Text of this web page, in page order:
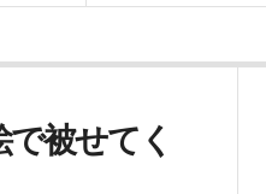
被せてく